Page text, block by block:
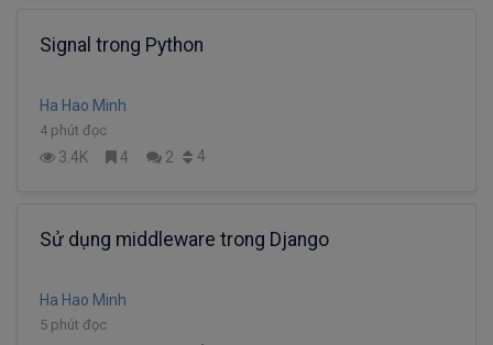
Signal trong Python
Ha Hao Minh
4 phút đọc
3.4K 4 2 4
Sử dụng middleware trong Django
Ha Hao Minh
5 phút đọc